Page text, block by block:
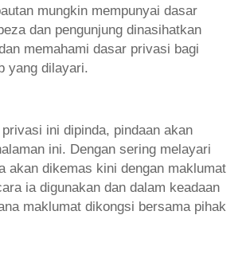
mungkin mempunyai dasar
dan pengunjung dinasihatkan
memahami dasar privasi bagi
yang dilayari.
ini dipinda, pindaan akan
ini. Dengan sering melayari
akan dikemas kini dengan maklumat
ia digunakan dan dalam keadaan
maklumat dikongsi bersama pihak